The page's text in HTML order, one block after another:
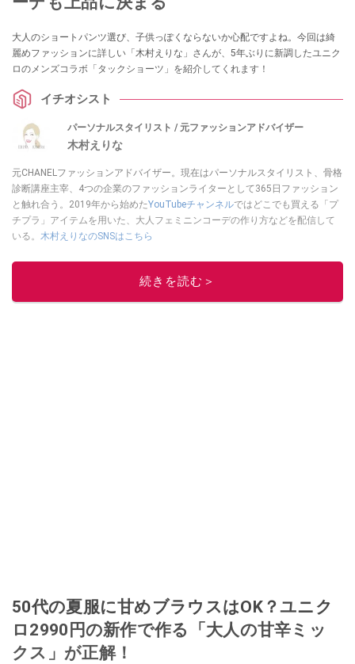
大人のショートパンツ選び、子供っぽくならないか心配ですよね。今回は綺
麗めファッションに詳しい「木村えりな」さんが、5年ぶりに新調したユニク
ロのメンズコラボ「タックショーツ」を紹介してくれます！
イチオシスト
パーソナルスタイリスト / 元ファッションアドバイザー
木村えりな
元CHANELファッションアドバイザー。現在はパーソナルスタイリスト、骨格
診断講座主宰、4つの企業のファッションライターとして365日ファッション
と触れ合う。2019年から始めたYouTubeチャンネルではどこでも買える「プ
チプラ」アイテムを用いた、大人フェミニンコーデの作り方などを配信して
いる。 木村えりなのSNSはこちら
このイチオシストの他の記事を読む
続きを読む＞
50代の夏服に甘めブラウスはOK？ユニク
ロ2990円の新作で作る「大人の甘辛ミッ
クス」が正解！